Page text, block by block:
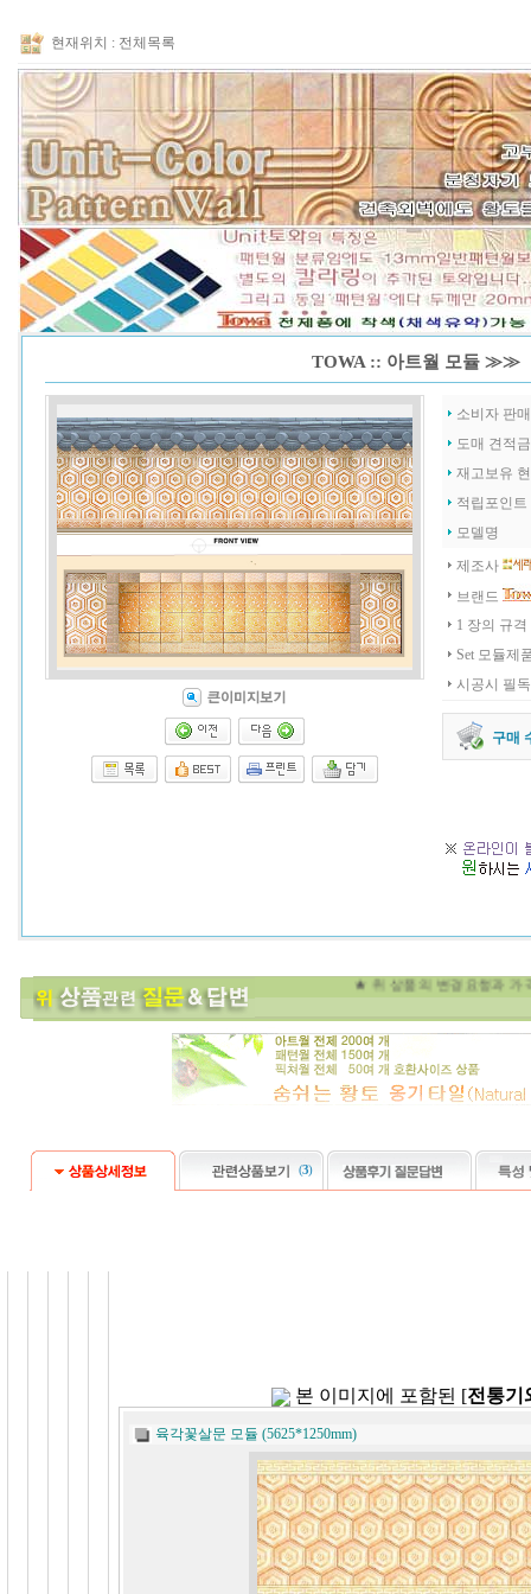
현재위치 : 전체목록
TOWA :: 아트월 모듈 ≫≫
소비자 판
도매 견적
재고보유
적립포인트
모델명
제조사
브랜드
1 장의 규격
Set 모듈제
시공시 필
구매
★ 위 상품의
(3)
본 이미지에 포함된 [전통기
육각꽃살문 모듈 (5625*1250mm)